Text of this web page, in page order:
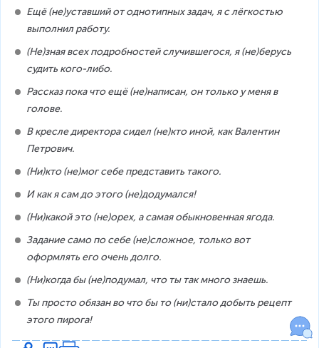
Ещё (не)уставший от однотипных задач, я с лёгкостью
выполнил работу.
(Не)зная всех подробностей случившегося, я (не)берусь
судить кого-либо.
Рассказ пока что ещё (не)написан, он только у меня в
голове.
В кресле директора сидел (не)кто иной, как Валентин
Петрович.
(Ни)кто (не)мог себе представить такого.
И как я сам до этого (не)додумался!
(Ни)какой это (не)орех, а самая обыкновенная ягода.
Задание само по себе (не)сложное, только вот
оформлять его очень долго.
(Ни)когда бы (не)подумал, что ты так много знаешь.
Ты просто обязан во что бы то (ни)стало добыть рецепт
этого пирога!